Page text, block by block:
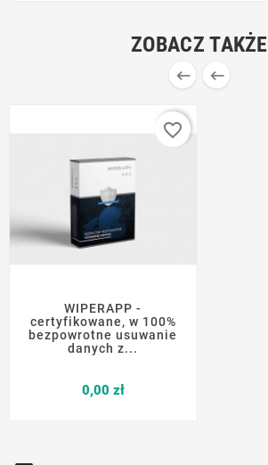
ZOBACZ TAKŻE
 
WIPERAPP -
certyfikowane, w 100%
bezpowrotne usuwanie
danych z...
0,00 złCena
favorite_border